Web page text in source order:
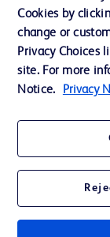
Cookie Preferences
プライバシーポ
ご利用規約
Becton, Dickinson
their respective
Cookies by
change or
Privacy Choices
site. For more
Notice.
Privacy